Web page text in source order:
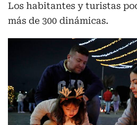
Los habitantes y turistas
más de 300 dinámicas.